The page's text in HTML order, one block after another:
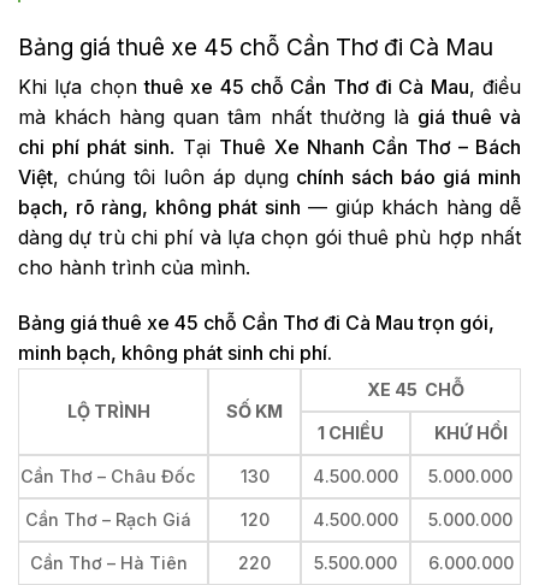
Bảng giá thuê xe 45 chỗ Cần Thơ đi Cà Mau
Khi lựa chọnthuê xe 45 chỗ Cần Thơ đi Cà Mau, điều
mà khách hàng quan tâm nhất thường là giá thuê và
chi phí phát sinh. Tại Thuê Xe Nhanh Cần Thơ – Bách
Việt, chúng tôi luôn áp dụng chính sách báo giá minh
bạch, rõ ràng, không phát sinh — giúp khách hàng dễ
dàng dự trù chi phí và lựa chọn gói thuê phù hợp nhất
cho hành trình của mình.
Bảng giá thuê xe 45 chỗ Cần Thơ đi Cà Mau trọn gói,
minh bạch, không phát sinh chi phí.
LỘ TRÌNH SỐ KM
XE 45 CHỖ
1 CHIỀU KHỨ HỒI
Cần Thơ – Châu Đốc 130 4.500.000 5.000.000
Cần Thơ – Rạch Giá 120 4.500.000 5.000.000
Cần Thơ – Hà Tiên 220 5.500.000 6.000.000